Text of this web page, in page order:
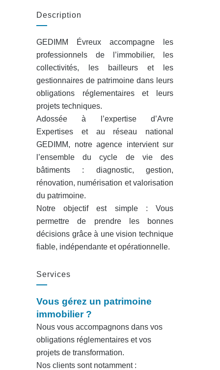
Description
GEDIMM Évreux accompagne les
professionnels de l’immobilier, les
collectivités, les bailleurs et les
gestionnaires de patrimoine dans leurs
obligations réglementaires et leurs
projets techniques.
Adossée à l’expertise d’Avre
Expertises et au réseau national
GEDIMM, notre agence intervient sur
l’ensemble du cycle de vie des
bâtiments : diagnostic, gestion,
rénovation, numérisation et valorisation
du patrimoine.
Notre objectif est simple : Vous
permettre de prendre les bonnes
décisions grâce à une vision technique
fiable, indépendante et opérationnelle.
Services
Vous gérez un patrimoine
immobilier ?
Nous vous accompagnons dans vos
obligations réglementaires et vos
projets de transformation.
Nos clients sont notamment :